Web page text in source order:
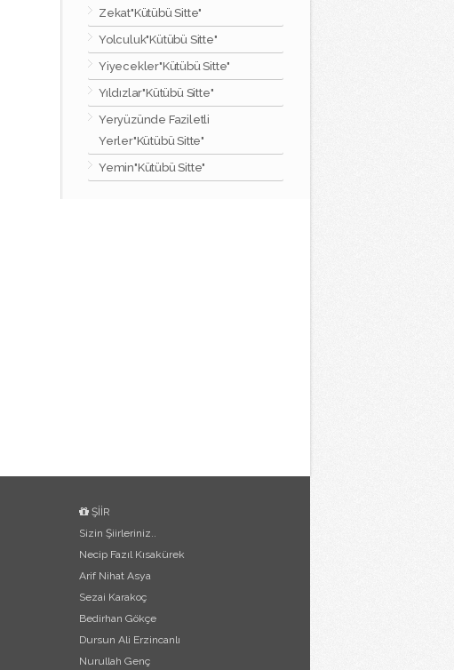
Zekat"Kütübü Sitte"
Yolculuk"Kütübü Sitte"
Yiyecekler"Kütübü Sitte"
Yıldızlar"Kütübü Sitte"
Yeryüzünde Faziletli
Yerler"Kütübü Sitte"
Yemin"Kütübü Sitte"
ŞİİR
Sizin Şiirleriniz..
Necip Fazıl Kısakürek
Arif Nihat Asya
Sezai Karakoç
Bedirhan Gökçe
Dursun Ali Erzincanlı
Nurullah Genç